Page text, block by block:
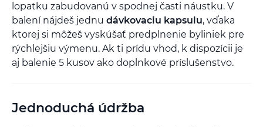
lopatku zabudovanú v spodnej časti náustku. V
balení nájdeš jednu dávkovaciu kapsulu, vďaka
ktorej si môžeš vyskúšať predplnenie byliniek pre
rýchlejšiu výmenu. Ak ti prídu vhod, k dispozícii je
aj balenie 5 kusov ako doplnkové príslušenstvo.
Jednoduchá údržba